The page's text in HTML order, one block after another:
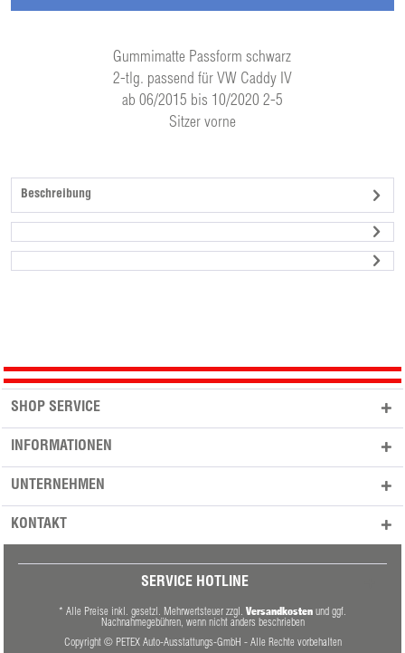
Gummimatte Passform schwarz
2-tlg. passend für VW Caddy IV
ab 06/2015 bis 10/2020 2-5
Sitzer vorne
Beschreibung
SHOP SERVICE
INFORMATIONEN
UNTERNEHMEN
KONTAKT
SERVICE HOTLINE
* Alle Preise inkl. gesetzl. Mehrwertsteuer zzgl. Versandkosten und ggf.
Nachnahmegebühren, wenn nicht anders beschrieben
Copyright © PETEX Auto-Ausstattungs-GmbH - Alle Rechte vorbehalten